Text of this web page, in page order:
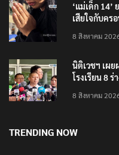
‘แม่เด็ก
เสียใจกับคร
8 สิงหาคม
นิติเวชฯ เผ
โรงเรียน 8
8 สิงหาคม
TRENDING NOW